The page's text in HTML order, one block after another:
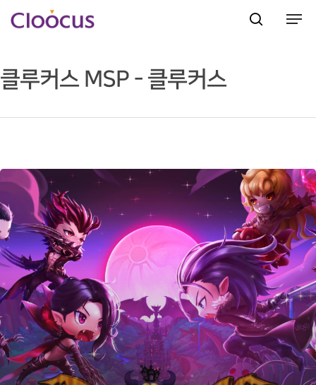
Hit enter to search or ESC to close
클루커스 MSP - 클루커스